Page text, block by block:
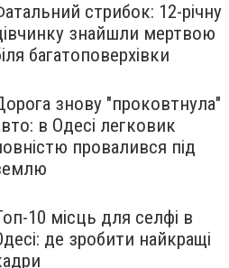
стрибок: 12-річну
знайшли мертвою
багатоповерхівки
знову "проковтнула"
в Одесі легковик
провалився під
10 місць для селфі в
де зробити найкращі